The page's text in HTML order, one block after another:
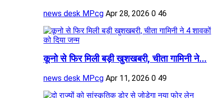
news desk MPcg Apr 28, 2026 0 46
कूनो से फिर मिली बड़ी खुशखबरी, चीता गामिनी ने...
news desk MPcg Apr 11, 2026 0 49